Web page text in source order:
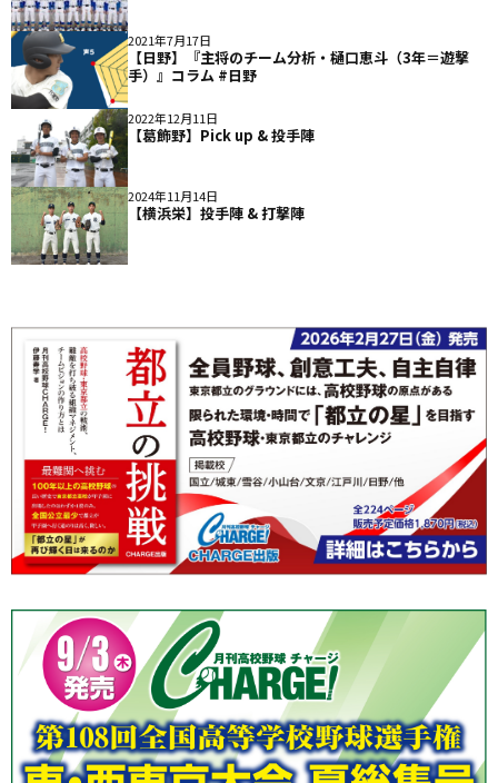
2021年7月17日
【日野】『主将のチーム分析・樋口恵斗（3年＝遊撃
手）』コラム #日野
2022年12月11日
【葛飾野】Pick up & 投手陣
2024年11月14日
【横浜栄】投手陣 & 打撃陣